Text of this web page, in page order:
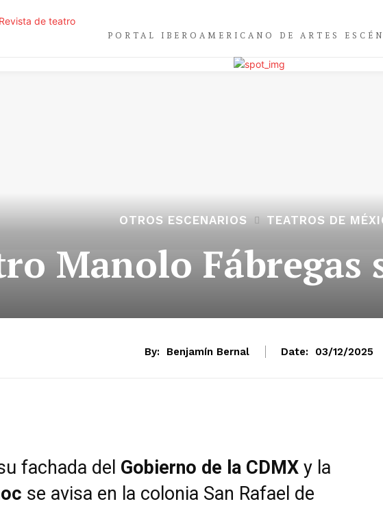
PORTAL IBEROAMERICANO DE ARTES
OTROS ESCENARIOS TEATROS DE
Manolo Fábregas
By: Benjamín Bernal Date: 03/12/2025
fachada del Gobierno de la CDMX y la
se avisa en la colonia San Rafael de